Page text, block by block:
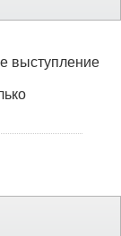
выступление